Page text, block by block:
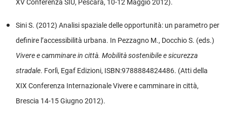
XV Conferenza SIU, Pescara, 10-12 Maggio 2012).
Sini S. (2012) Analisi spaziale delle opportunità: un parametro per
definire l’accessibilità urbana. In Pezzagno M., Docchio S. (eds.)
Vivere e camminare in città. Mobilità sostenibile e sicurezza
stradale. Forlì, Egaf Edizioni, ISBN:9788884824486. (Atti della
XIX Conferenza Internazionale Vivere e camminare in città,
Brescia 14-15 Giugno 2012).